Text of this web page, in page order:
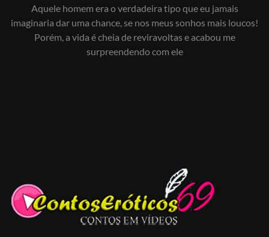
Aquele homem era o verdadeira tipo que eu jamais
imaginaria dar uma chance, se nos meus sonhos mais loucos!
Porém, a vida é cheia de reviravoltas e acabou me
surpreendendo com ele